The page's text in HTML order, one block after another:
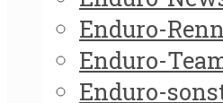
Enduro-
Enduro-
Enduro-